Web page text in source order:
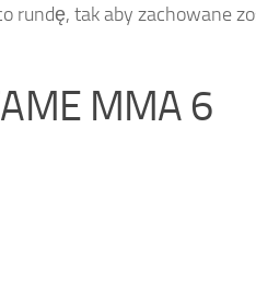
rundę, tak aby zachowane
MMA 6